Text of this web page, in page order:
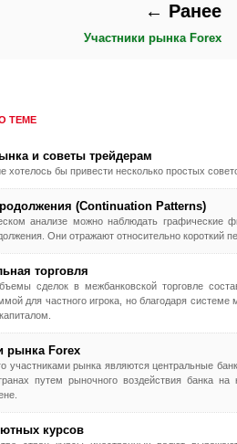
← Ранее
Участники рынка Forex
ТЕМЕ
и советы трейдерам
хотелось бы привести несколько простых
(Continuation Patterns)
анализе можно наблюдать графические
Они отражают относительно короткий
торговля
сделок в межбанковской торговле
для частного игрока, но благодаря
рынка Forex
участниками рынка являются центральные
путем рыночного воздействия банка
курсов